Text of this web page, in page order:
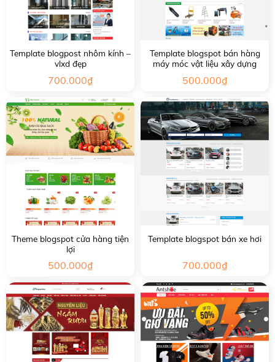
Template blogpost nhôm kính –
vlxd đẹp
700.000₫
Template blogspot bán hàng
máy móc vật liệu xây dựng
500.000₫
Theme blogspot cửa hàng tiện
lợi
500.000₫
Template blogspot bán xe hơi
700.000₫